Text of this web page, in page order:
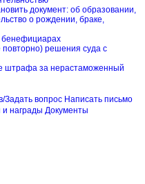
документ: об образовании,
о рождении, браке,
решения суда с
штрафа за нерастаможенный
Задать вопрос Написать письмо
награды Документы